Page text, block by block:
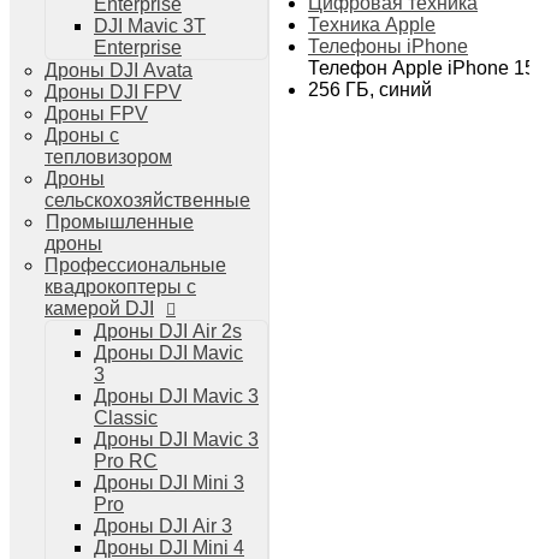
Дроны DJI Mini 4 Pro
Системы и комплексы РЭБ
РЭБ Капюшон
РЭБ Тетраэдр
РЭБ Ромашка
Подавители БПЛА
Детекторы БПЛА
Комплектующие для дронов
Спутниковая связь
Зарядные устройства для дронов
Пульты для дронов
Пропеллеры для дронов
Кейсы для дронов
Тепловизионные бинокли
Тепловизионные прицелы
Аккумуляторы для дронов
Телевизоры
Телевизоры
Цифровая техника
Техника Apple
Телефоны iPhone
Enterprise
DJI Mavic 3T
Enterprise
Дроны DJI Avata
Дроны DJI FPV
Дроны FPV
Дроны с
тепловизором
Дроны
сельскохозяйственные
Промышленные
дроны
Профессиональные
квадрокоптеры с
камерой DJI
Дроны DJI Air 2s
Дроны DJI Mavic
3
Дроны DJI Mavic 3
Classic
Дроны DJI Mavic 3
Pro RC
Дроны DJI Mini 3
Pro
Дроны DJI Air 3
Дроны DJI Mini 4
Техника Apple
Телефоны iPhone
Телефон Apple iPhone 15
256 ГБ, синий